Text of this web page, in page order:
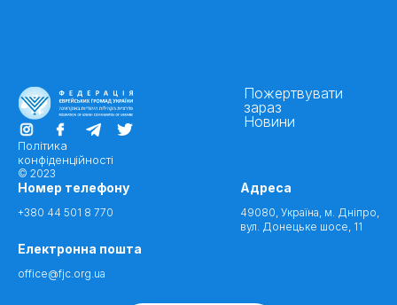
© 2023
Політика
конфіденційності
Номер телефону
+380 44 501 8 770
Електронна пошта
office@fjc.org.ua
Адреса
49080, Україна, м. Дніпро,
вул. Донецьке шосе, 11
Пожертвувати
зараз
Новини